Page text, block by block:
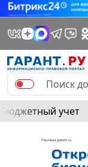
Бюджетный учет